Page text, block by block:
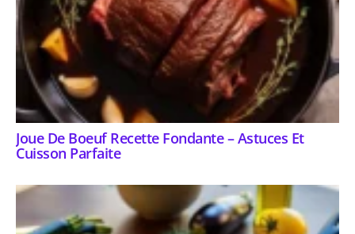
Joue De Boeuf Recette Fondante – Astuces Et
Cuisson Parfaite